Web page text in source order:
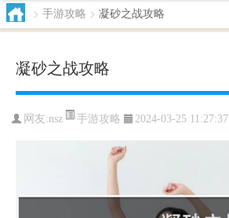
> 手游攻略 > 凝砂之战攻略
凝砂之战攻略
网友:nsz 手游攻略 2024-03-25 11:27:37